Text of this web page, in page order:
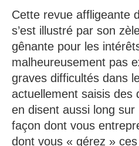
Cette revue affligeante
s’est illustré par son
gênante pour les
malheureusement pas
graves difficultés dans
actuellement saisis des
en disent aussi long
façon dont vous
dont vous « gérez »